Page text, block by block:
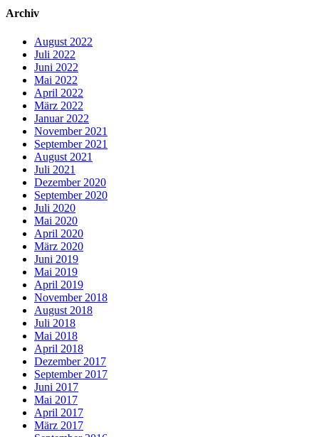
Archiv
August 2022
Juli 2022
Juni 2022
Mai 2022
April 2022
März 2022
Januar 2022
November 2021
September 2021
August 2021
Juli 2021
Dezember 2020
September 2020
Juli 2020
Mai 2020
April 2020
März 2020
Juni 2019
Mai 2019
April 2019
November 2018
August 2018
Juli 2018
Mai 2018
April 2018
Dezember 2017
September 2017
Juni 2017
Mai 2017
April 2017
März 2017